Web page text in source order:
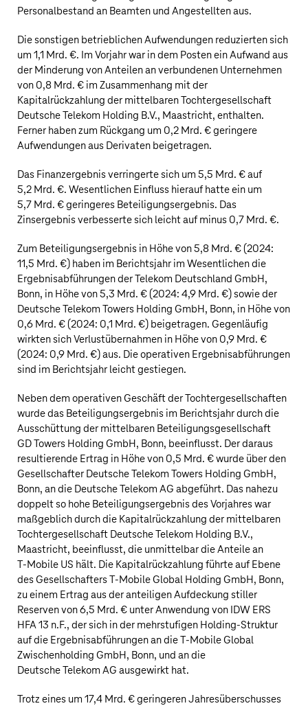
Personalbestand an Beamten und Angestellten aus.
Die sonstigen betrieblichen Aufwendungen reduzierten sich
um 1,1 Mrd. €. Im Vorjahr war in dem Posten ein Aufwand aus
der Minderung von Anteilen an verbundenen Unternehmen
von 0,8 Mrd. € im Zusammenhang mit der
Kapitalrückzahlung der mittelbaren Tochtergesellschaft
Deutsche Telekom Holding B.V., Maastricht, enthalten.
Ferner haben zum Rückgang um 0,2 Mrd. €geringere
Aufwendungen aus Derivaten beigetragen.
Das Finanzergebnis verringerte sich um 5,5 Mrd. €auf
5,2 Mrd. €. Wesentlichen Einfluss hierauf hatte ein um
5,7 Mrd. €geringeres Beteiligungsergebnis. Das
Zinsergebnis verbesserte sich leicht auf minus 0,7 Mrd. €.
Zum Beteiligungsergebnis in Höhe von5,8 Mrd. €(2024:
11,5 Mrd. €) haben im Berichtsjahr im Wesentlichen die
Ergebnisabführungen der Telekom Deutschland GmbH,
Bonn, in Höhe von5,3 Mrd. €(2024: 4,9 Mrd. €) sowie der
Deutsche Telekom Towers Holding GmbH, Bonn, in Höhe von
0,6 Mrd. €(2024: 0,1 Mrd. €) beigetragen. Gegenläufig
wirkten sich Verlustübernahmen in Höhe von 0,9 Mrd. €
(2024: 0,9 Mrd. €) aus. Die operativen Ergebnisabführungen
sind im Berichtsjahr leicht gestiegen.
Neben dem operativen Geschäft der Tochtergesellschaften
wurde das Beteiligungsergebnis im Berichtsjahr durch die
Ausschüttung der mittelbaren Beteiligungsgesellschaft
GD Towers Holding GmbH, Bonn, beeinflusst. Der daraus
resultierende Ertrag in Höhe von 0,5 Mrd. €wurde über den
Gesellschafter Deutsche Telekom Towers Holding GmbH,
Bonn, an die Deutsche Telekom AG abgeführt. Das nahezu
doppelt so hohe Beteiligungsergebnis des Vorjahres war
maßgeblich durch die Kapitalrückzahlung der mittelbaren
Tochtergesellschaft Deutsche Telekom Holding B.V.,
Maastricht, beeinflusst, die unmittelbar die Anteile an
T‑Mobile US hält. Die Kapitalrückzahlung führte auf Ebene
des Gesellschafters T‑Mobile Global Holding GmbH, Bonn,
zu einem Ertrag aus der anteiligen Aufdeckung stiller
Reserven von6,5 Mrd. € unter Anwendung von IDW ERS
HFA 13 n.F., der sich in der mehrstufigen Holding-Struktur
auf die Ergebnisabführungen an die T‑Mobile Global
Zwischenholding GmbH, Bonn, und an die
Deutsche Telekom AG ausgewirkt hat.
Trotz eines um 17,4 Mrd. €geringeren Jahresüberschusses